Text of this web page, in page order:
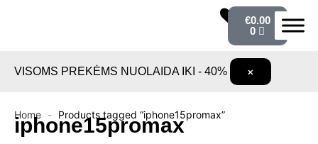
€0.00
0
Cart
VISOMS PREKĖMS NUOLAIDA IKI - 40% ×
Home - Products tagged “iphone15promax”
iphone15promax